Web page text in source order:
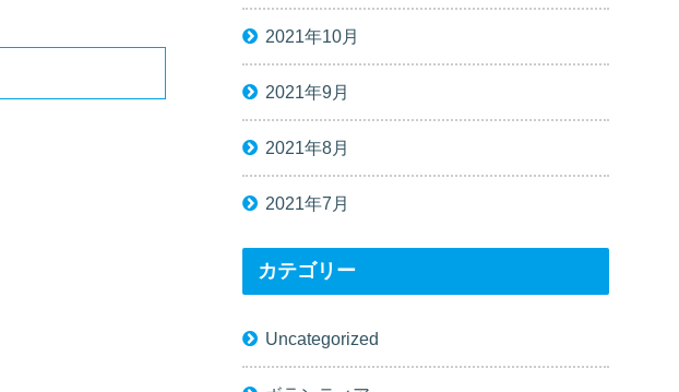
2021年10月
2021年9月
2021年8月
2021年7月
カテゴリー
Uncategorized